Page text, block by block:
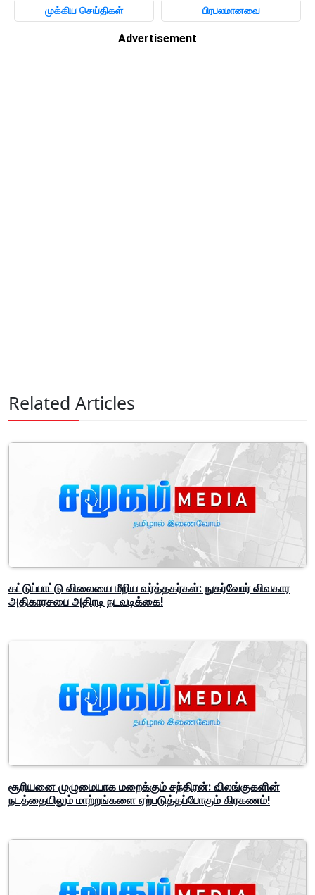
முக்கிய செய்திகள் பிரபலமானவை
Advertisement
Related Articles
கட்டுப்பாட்டு விலையை மீறிய வர்த்தகர்கள்: நுகர்வோர் விவகார
அதிகாரசபை அதிரடி நடவடிக்கை!
சூரியனை முழுமையாக மறைக்கும் சந்திரன்: விலங்குகளின்
நடத்தையிலும் மாற்றங்களை ஏற்படுத்தப்போகும் கிரகணம்!